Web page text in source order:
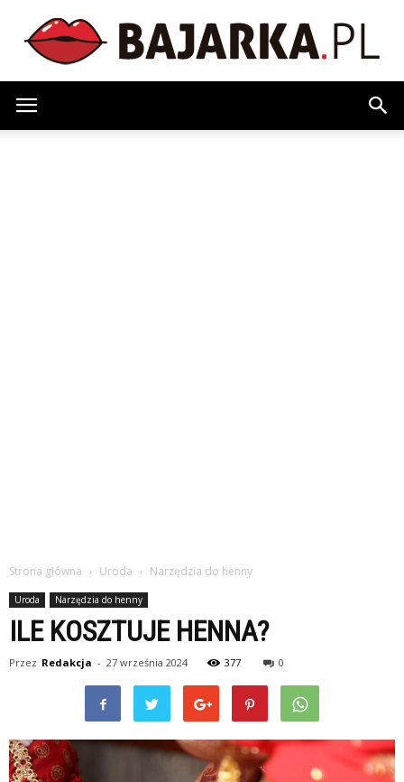
Strona główna Uroda Narzędzia do henny
Uroda Narzędzia do henny
ILE KOSZTUJE HENNA?
Przez Redakcja - 27 września 2024 377 0